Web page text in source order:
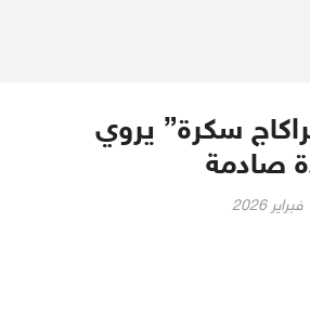
سكرة” يروي
صادمة